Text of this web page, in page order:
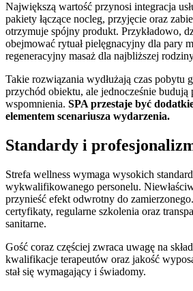
Największą wartość przynosi integracja
pakiety łączące nocleg, przyjęcie oraz
otrzymuje spójny produkt. Przykładowo,
obejmować rytuał pielęgnacyjny dla pary
regeneracyjny masaż dla najbliższej
Takie rozwiązania wydłużają czas pobytu
przychód obiektu, ale jednocześnie budują
wspomnienia. SPA przestaje być
elementem scenariusza wydarzenia.
Standardy i
Strefa wellness wymaga wysokich
wykwalifikowanego personelu.
przynieść efekt odwrotny do
certyfikaty, regularne szkolenia oraz
sanitarne.
Gość coraz częściej zwraca uwagę na
kwalifikacje terapeutów oraz jakość
stał się wymagający i świadomy.